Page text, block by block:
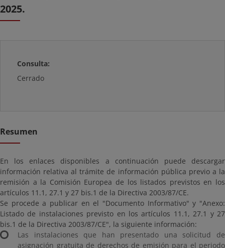
2025.
Consulta:
Cerrado
Resumen
En los enlaces disponibles a continuación puede descargar
información relativa al trámite de información pública previo a la
remisión a la Comisión Europea de los listados previstos en los
artículos 11.1, 27.1 y 27 bis.1 de la Directiva 2003/87/CE.
Se procede a publicar en el "Documento Informativo" y "Anexo:
Listado de instalaciones previsto en los artículos 11.1, 27.1 y 27
bis.1 de la Directiva 2003/87/CE", la siguiente información:
Las instalaciones que han presentado una solicitud de
asignación gratuita de derechos de emisión para el periodo